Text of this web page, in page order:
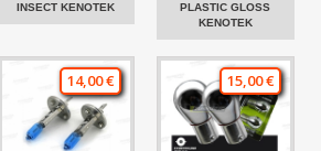
INSECT KENOTEK
PLASTIC GLOSS
KENOTEK
14,00 € 15,00 €